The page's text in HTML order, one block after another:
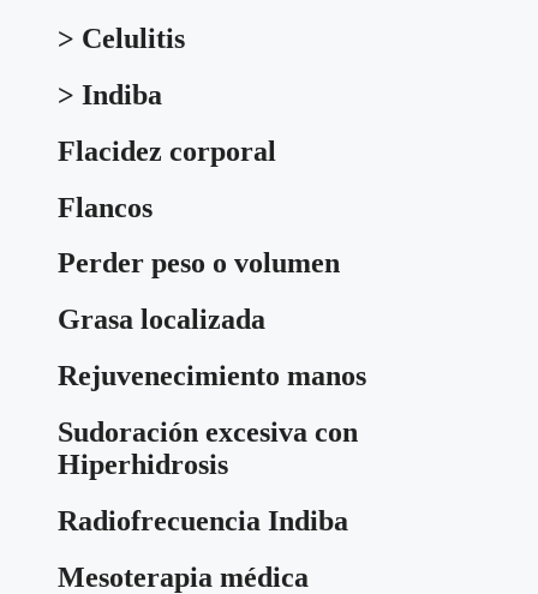
> Celulitis
> Indiba
Flacidez corporal
Flancos
Perder peso o volumen
Grasa localizada
Rejuvenecimiento manos
Sudoración excesiva con
Hiperhidrosis
Radiofrecuencia Indiba
Mesoterapia médica